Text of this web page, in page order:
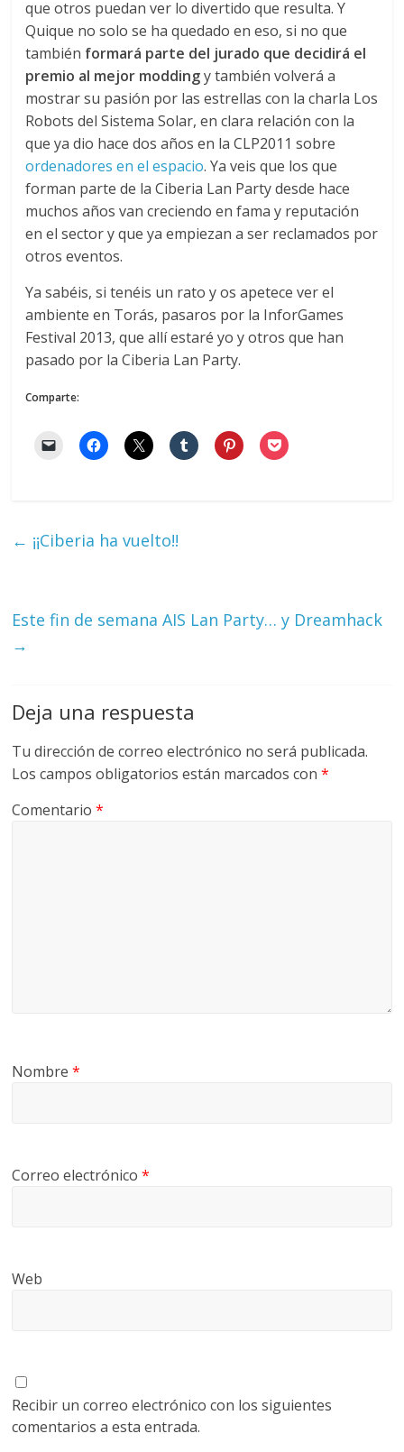
que otros puedan ver lo divertido que resulta. Y
Quique no solo se ha quedado en eso, si no que
también formará parte del jurado que decidirá el
premio al mejor moddingy también volverá a
mostrar su pasión por las estrellas con la charla Los
Robots del Sistema Solar, en clara relación con la
que ya dio hace dos años en la CLP2011 sobre
ordenadores en el espacio. Ya veis que los que
forman parte de la Ciberia Lan Party desde hace
muchos años van creciendo en fama y reputación
en el sector y que ya empiezan a ser reclamados por
otros eventos.
Ya sabéis, si tenéis un rato y os apetece ver el
ambiente en Torás, pasaros por la InforGames
Festival 2013, que allí estaré yo y otros que han
pasado por la Ciberia Lan Party.
Comparte:
← ¡¡Ciberia ha vuelto!!
Este fin de semana AIS Lan Party… y Dreamhack
→
Deja una respuesta
Tu dirección de correo electrónico no será publicada.
Los campos obligatorios están marcados con*
Comentario*
Nombre*
Correo electrónico*
Web
Recibir un correo electrónico con los siguientes
comentarios a esta entrada.